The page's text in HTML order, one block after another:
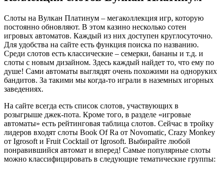
Слоты на Вулкан Платинум – мегаколлекция игр, которую
постоянно обновляют. В этом казино несколько сотен
игровых автоматов. Каждый из них доступен круглосуточно.
Для удобства на сайте есть функция поиска по названию.
Среди слотов есть классические – семерки, бананы и т.д. и
слоты с новым дизайном. Здесь каждый найдет то, что ему по
душе! Сами автоматы выглядят очень похожими на одноруких
бандитов. За такими мы когда-то играли в наземных игорных
заведениях.
На сайте всегда есть список слотов, участвующих в
розыгрыше джек-пота. Кроме того, в разделе «игровые
автоматы» есть рейтинговая таблица слотов. Сейчас в тройку
лидеров входят слоты Book Of Ra от Novomatic, Crazy Monkey
от Igrosoft и Fruit Cocktail от Igrosoft. Выбирайте любой
понравившийся автомат и вперед! Самые популярные слоты
можно классифицировать в следующие тематические группы: